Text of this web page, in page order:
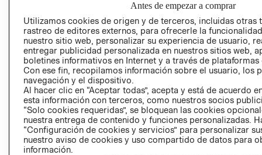
GIFT CARD
AVISO DE
Perú (S/)
CAMBIAR REGIÓN
Antes de empezar a comprar
Utilizamos cookies de origen y de terceros, incluidas otras
rastreo de editores externos, para ofrecerle la
nuestro sitio web, personalizar su experiencia de usuario,
entregar publicidad personalizada en nuestros sitios web,
boletines informativos en Internet y a través de plataformas
Con ese fin, recopilamos información sobre el usuario, los
navegación y el dispositivo.
Al hacer clic en “Aceptar todas”, acepta y está de acuerdo
esta información con terceros, como nuestros socios
“Solo cookies requeridas”, se bloquean las cookies
nuestra entrega de contenido y funciones personalizadas.
“Configuración de cookies y servicios” para personalizar
nuestro aviso de cookies y uso compartido de datos para
información.